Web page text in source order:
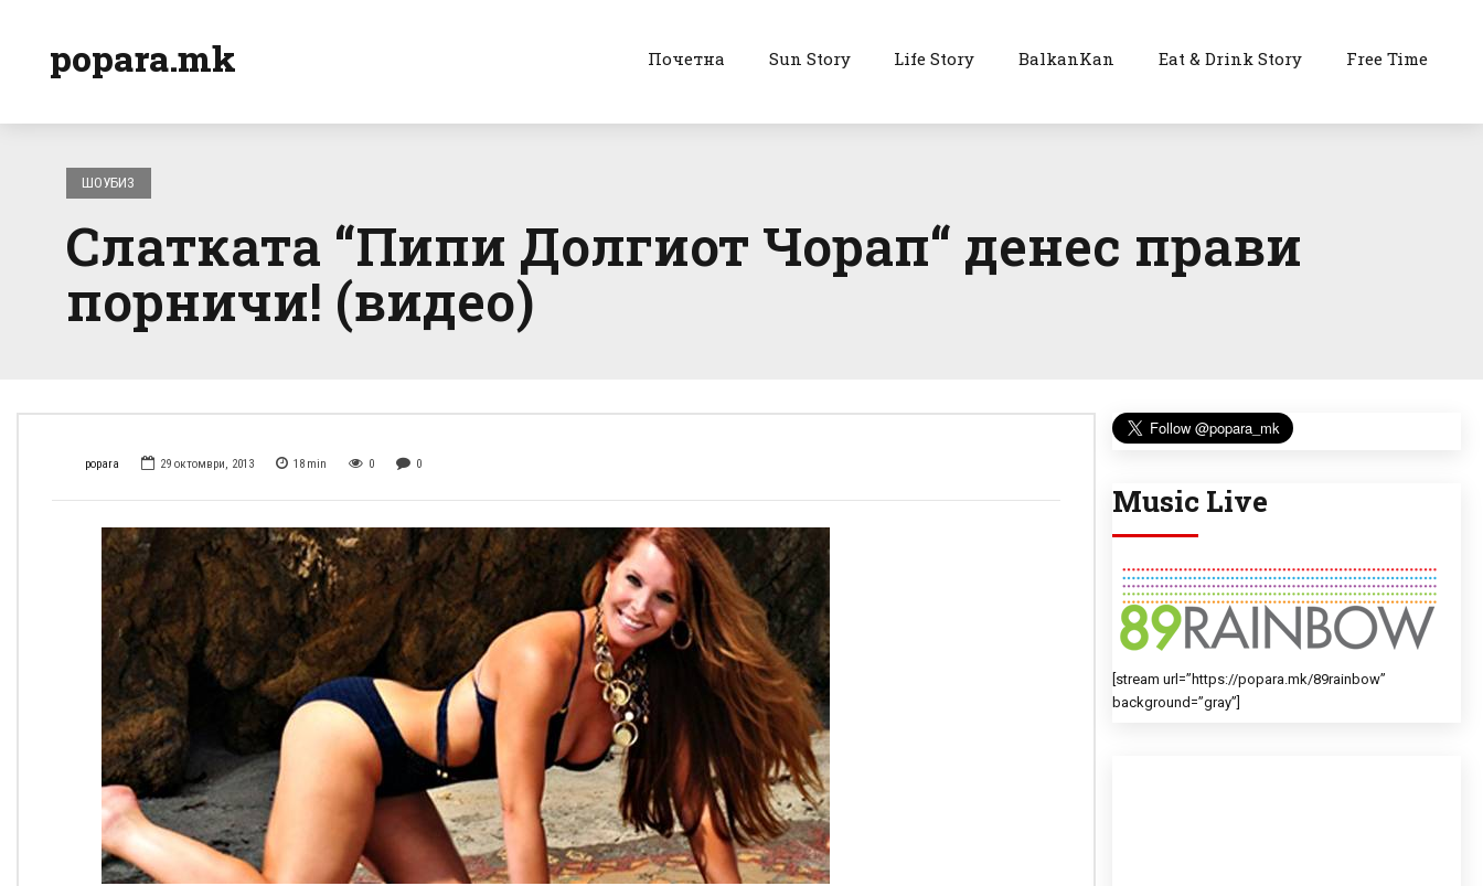
popara.mk Почетна Sun Story Life Story BalkanKan Eat & Drink Story Free Time
ШОУБИЗ
Слатката “Пипи Долгиот Чорап“ денес прави
порничи! (видео)
popara 29 октомври, 2013 18 min 0 0
Music Live
[stream url=”https://popara.mk/89rainbow”
background=”gray”]